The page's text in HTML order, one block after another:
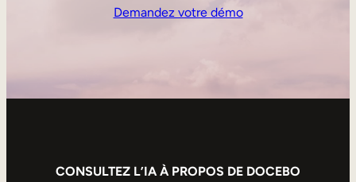
Demandez votre démo
CONSULTEZ L’IA À PROPOS DE DOCEBO